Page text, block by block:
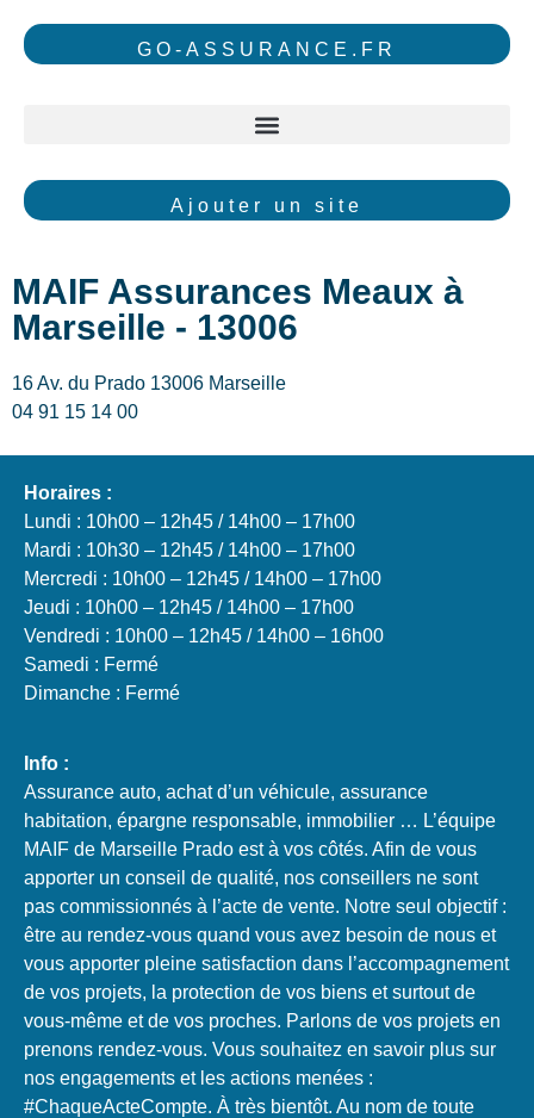
GO-ASSURANCE.FR
Ajouter un site
MAIF Assurances Meaux à
Marseille - 13006
16 Av. du Prado 13006 Marseille
04 91 15 14 00
Horaires :
Lundi : 10h00 – 12h45 / 14h00 – 17h00
Mardi : 10h30 – 12h45 / 14h00 – 17h00
Mercredi : 10h00 – 12h45 / 14h00 – 17h00
Jeudi : 10h00 – 12h45 / 14h00 – 17h00
Vendredi : 10h00 – 12h45 / 14h00 – 16h00
Samedi : Fermé
Dimanche : Fermé
Info :
Assurance auto, achat d’un véhicule, assurance
habitation, épargne responsable, immobilier … L’équipe
MAIF de Marseille Prado est à vos côtés.​ Afin de vous
apporter un conseil de qualité, nos conseillers ne sont
pas commissionnés à l’acte de vente. Notre seul objectif :
être au rendez-vous quand vous avez besoin de nous et
vous apporter pleine satisfaction dans l’accompagnement
de vos projets, la protection de vos biens et surtout de
vous-même et de vos proches.​ Parlons de vos projets en
prenons rendez-vous. Vous souhaitez en savoir plus sur
nos engagements et les actions menées :
#ChaqueActeCompte.​ À très bientôt​. Au nom de toute